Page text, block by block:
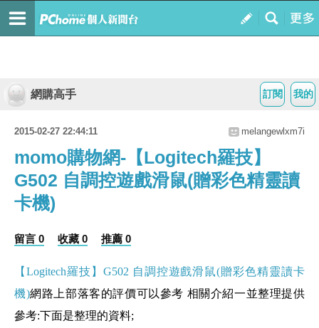
我的
訂閱
網購高手
2015-02-27 22:44:11 melangewlxm7i
momo購物網-【Logitech羅技】
G502 自調控遊戲滑鼠(贈彩色精靈讀
卡機)
留言 0 收藏 0 推薦 0
【Logitech羅技】G502 自調控遊戲滑鼠(贈彩色精靈讀卡
機)網路上部落客的評價可以參考 相關介紹一並整理提供
參考:下面是整理的資料;